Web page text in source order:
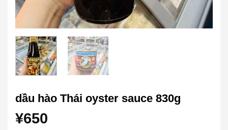
dầu hào Thái oyster sauce 830g
¥650